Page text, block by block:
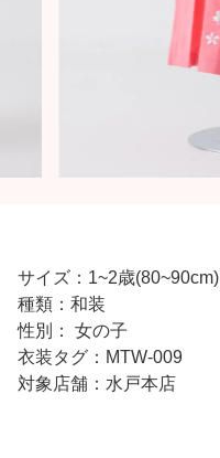
サイズ：1~2歳(80~90cm)
種類：和装
性別： 女の子
衣装タグ：MTW-009
対象店舗：水戸本店